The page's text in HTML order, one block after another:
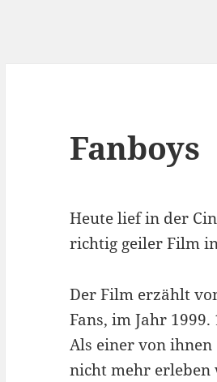
Fanboys
Heute lief in der
richtig geiler Film
Der Film erzählt
Fans, im Jahr
Als einer von
nicht mehr erleben